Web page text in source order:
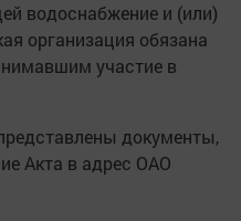
водоснабжение и (или)
организация обязана
участие в
документы,
Акта в адрес ОАО